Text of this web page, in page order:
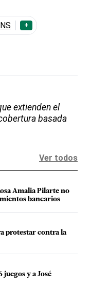
+
extienden el
basada
Ver todos
Amalia Pilarte no
bancarios
protestar contra la
juegos y a José